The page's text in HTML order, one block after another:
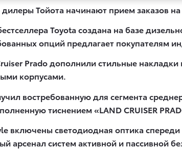
Тойота начинают прием заказов
Toyota создана на базе
опций предлагает покупателям
Prado дополнили стильные
корпусами.
востребованную для сегмента
тиснением «LAND CRUISER
включены светодиодная оптика
арсенал систем активной и пассивной